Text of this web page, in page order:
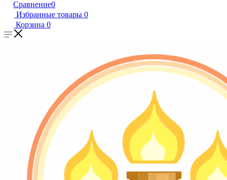
Сравнение0
Избранные товары 0
Корзина 0